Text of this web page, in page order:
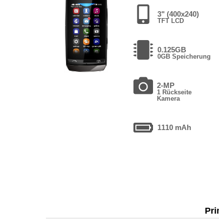
3" (400x240)
TFT LCD
0.125GB
0GB Speicherung
2-MP
1 Rückseite
Kamera
1110 mAh